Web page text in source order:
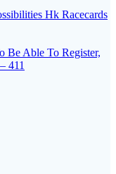
Hk Racecards
Be Able To Register,
411